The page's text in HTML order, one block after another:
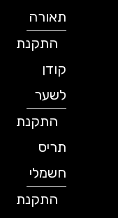
תאורה
התקנת
לשער
התקנת
תריס
חשמלי
התקנת